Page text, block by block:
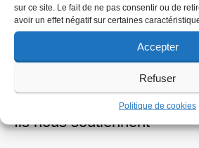
sur ce site. Le fait de ne pas consentir ou de
avoir un effet négatif sur certaines
Accepter
Refuser
Politique de cookies
Nous écrire
‘DREDI LETTRE HEBDO
Ils nous soutiennent